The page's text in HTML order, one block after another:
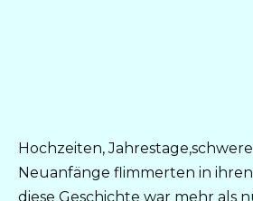
Hochzeiten,
Neuanfänge flimmerten in
diese Geschichte war mehr als